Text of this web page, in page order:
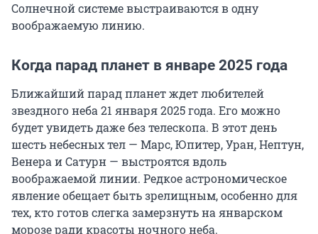
Солнечной системе выстраиваются в одну
воображаемую линию.
Когда парад планет в январе 2025 года
Ближайший парад планет ждет любителей
звездного неба 21 января 2025 года. Его можно
будет увидеть даже без телескопа. В этот день
шесть небесных тел — Марс, Юпитер, Уран, Нептун,
Венера и Сатурн — выстроятся вдоль
воображаемой линии. Редкое астрономическое
явление обещает быть зрелищным, особенно для
тех, кто готов слегка замерзнуть на январском
морозе ради красоты ночного неба.